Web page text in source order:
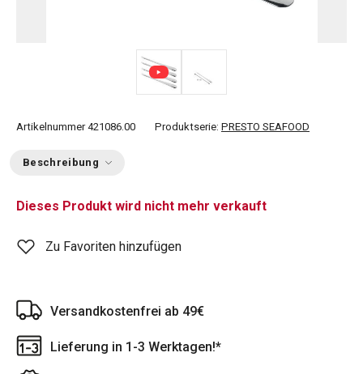
Artikelnummer 421086.00 Produktserie: PRESTO SEAFOOD
Beschreibung
Dieses Produkt wird nicht mehr verkauft
Zu Favoriten hinzufügen
Versandkostenfrei ab 49€
Lieferung in 1-3 Werktagen!*